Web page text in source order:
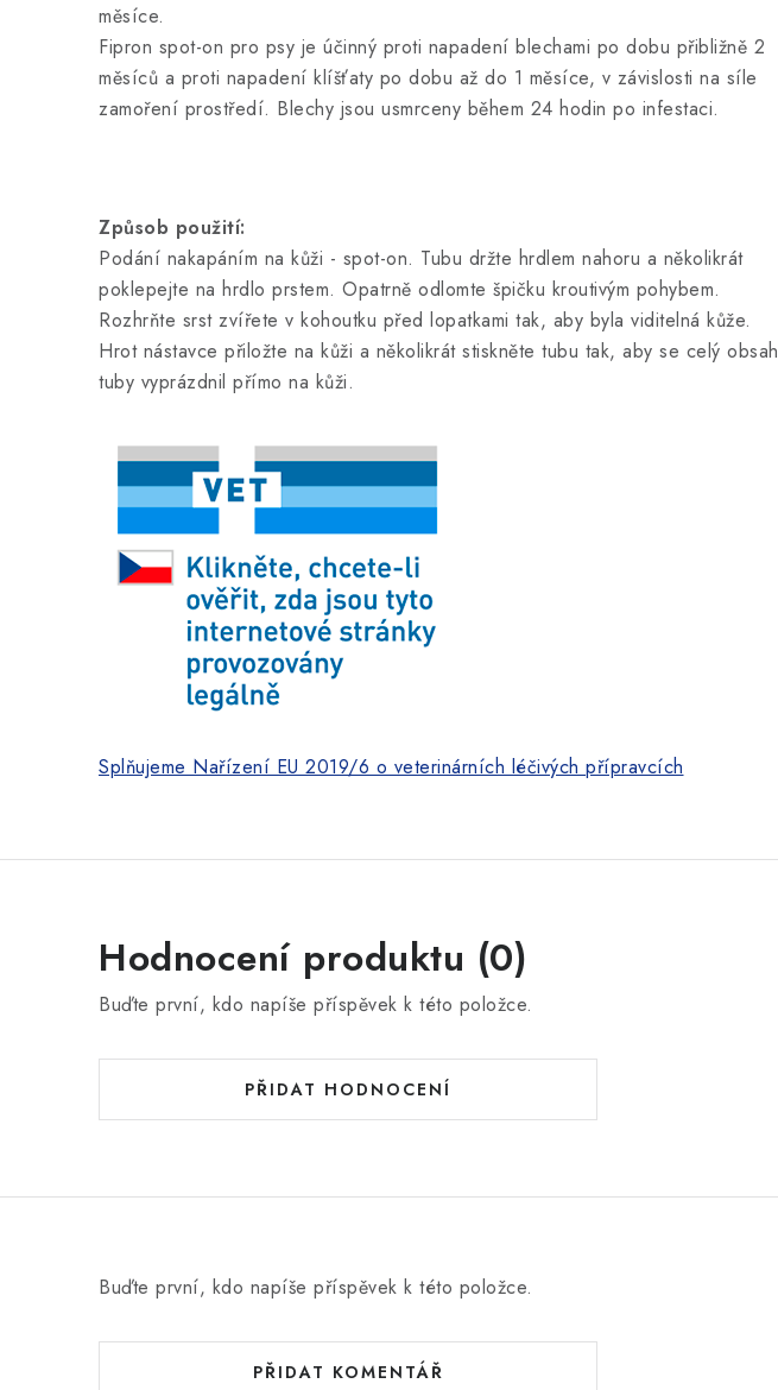
měsíce.
Fipron spot-on pro psy je účinný proti napadení blechami po dobu přibližně 2
měsíců a proti napadení klíšťaty po dobu až do 1 měsíce, v závislosti na síle
zamoření prostředí. Blechy jsou usmrceny během 24 hodin po infestaci.
Způsob použití:
Podání nakapáním na kůži - spot-on. Tubu držte hrdlem nahoru a několikrát
poklepejte na hrdlo prstem. Opatrně odlomte špičku kroutivým pohybem.
Rozhrňte srst zvířete v kohoutku před lopatkami tak, aby byla viditelná kůže.
Hrot nástavce přiložte na kůži a několikrát stiskněte tubu tak, aby se celý obsah
tuby vyprázdnil přímo na kůži.
Splňujeme Nařízení EU 2019/6 o veterinárních léčivých přípravcích
Hodnocení produktu (0)
Buďte první, kdo napíše příspěvek k této položce.
PŘIDAT HODNOCENÍ
Buďte první, kdo napíše příspěvek k této položce.
PŘIDAT KOMENTÁŘ